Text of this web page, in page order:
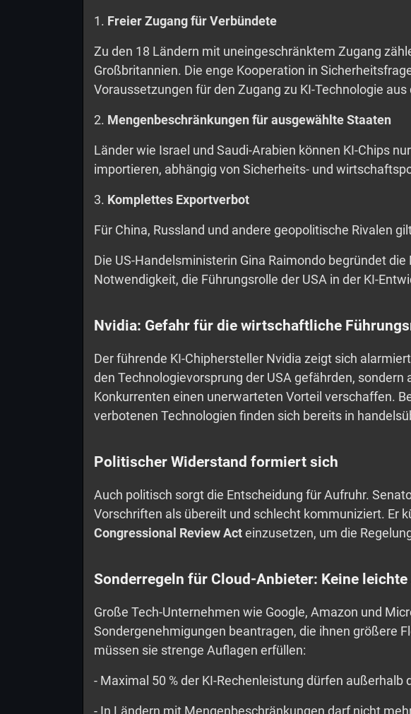
1. Freier Zugang für Verbündete
Zu den 18 Ländern mit uneingeschränktem Zugang
Großbritannien. Die enge Kooperation in
Voraussetzungen für den Zugang zu KI-Technologie aus
2. Mengenbeschränkungen für ausgewählte Staaten
Länder wie Israel und Saudi-Arabien können KI-Chips
importieren, abhängig von Sicherheits- und
3. Komplettes Exportverbot
Für China, Russland und andere geopolitische Rivalen
Die US-Handelsministerin Gina Raimondo begründet
Notwendigkeit, die Führungsrolle der USA in der KI-
Nvidia: Gefahr für die wirtschaftliche
Der führende KI-Chiphersteller Nvidia zeigt sich
den Technologievorsprung der USA gefährden, sondern
Konkurrenten einen unerwarteten Vorteil verschaffen.
verbotenen Technologien finden sich bereits in
Politischer Widerstand formiert sich
Auch politisch sorgt die Entscheidung für Aufruhr.
Vorschriften als übereilt und schlecht kommuniziert. Er
Congressional Review Acteinzusetzen, um die
Sonderregeln für Cloud-Anbieter: Keine
Große Tech-Unternehmen wie Google, Amazon und
Sondergenehmigungen beantragen, die ihnen größere
müssen sie strenge Auflagen erfüllen:
- Maximal 50 % der KI-Rechenleistung dürfen außerhalb
- In Ländern mit Mengenbeschränkungen darf nicht